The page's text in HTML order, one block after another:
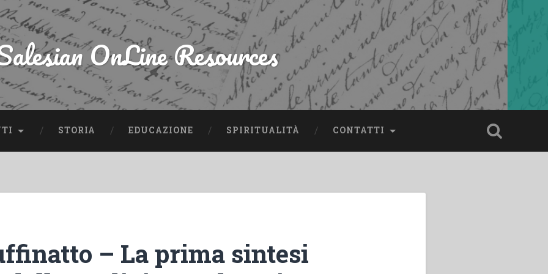
OnLine Resources
STORIA EDUCAZIONE SPIRITUALITÀ CONTATTI
– La prima sintesi